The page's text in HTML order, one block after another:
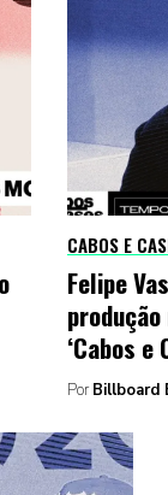
CABOS E
Felipe
‘Cabos e
Por Billboard